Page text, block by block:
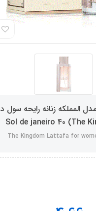
المملکه زنانه رایحه سول د
The Kingdom Lattafa for